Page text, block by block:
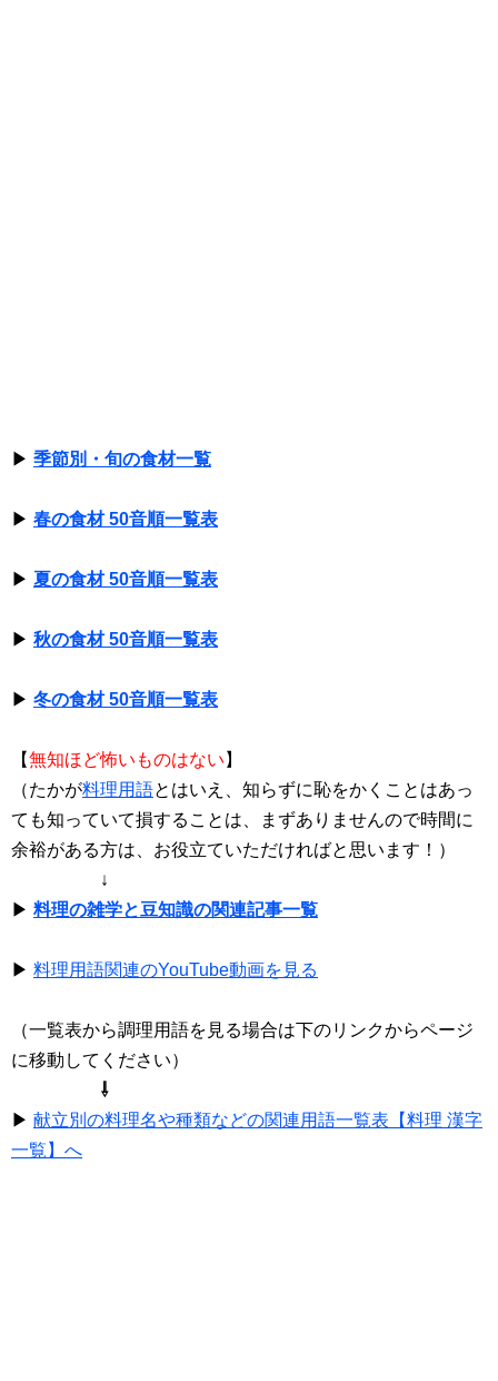
▶ 季節別・旬の食材一覧
▶ 春の食材 50音順一覧表
▶ 夏の食材 50音順一覧表
▶ 秋の食材 50音順一覧表
▶ 冬の食材 50音順一覧表
【無知ほど怖いものはない 】
（たかが料理用語とはいえ、知らずに恥をかくことはあっ
ても知っていて損することは、まずありませんので時間に
余裕がある方は、お役立ていただければと思います！）
↓
▶ 料理の雑学と豆知識の関連記事一覧
▶ 料理用語関連のYouTube動画を見る
（一覧表から調理用語を見る場合は下のリンクからページ
に移動してください）
⇩
▶ 献立別の料理名や種類などの関連用語一覧表【料理 漢字
一覧】へ